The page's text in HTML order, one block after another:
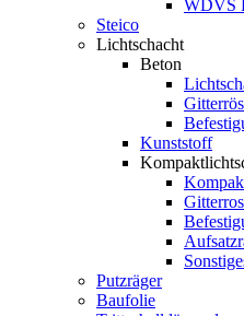
WDVS
Steico
Lichtschacht
Beton
Kunststoff
Putzräger
Baufolie